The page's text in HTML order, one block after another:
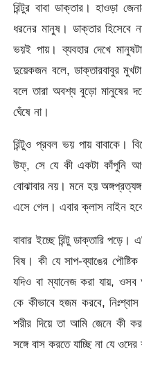
রিন্টুর বাবা ডাক্তার। হাওড়া
ধরনের মানুষ। ডাক্তার
ভয়ই পায়। ব্যবহার দেখে
দুয়েকজন বলে, ডাক্তারবাবুর
বলে তারা অবশ্য বুড়ো মানুষের
ঘেঁষে না।
রিন্টুও প্রবল ভয় পায় বাবাকে।
উফ্, সে যে কী একটা কাঁপুনি
বোঝাবার নয়। মনে হয়
এসে গেল। এবার ক্লাস নাইন হবে
বাবার ইচ্ছে রিন্টু ডাক্তারি পড়ে।
বিষ। কী যে সাপ-ব্যাঙের
যদিও বা ম্যানেজ করা যায়,
কে কীভাবে হজম করবে,
শরীর দিয়ে তা আমি জেনে কী
সঙ্গে বাস করতে যাচ্ছি না যে